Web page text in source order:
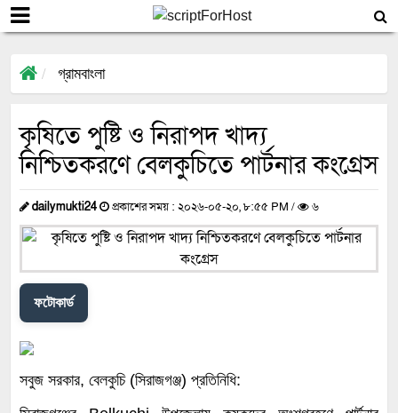
গ্রামবাংলা
কৃষিতে পুষ্টি ও নিরাপদ খাদ্য
নিশ্চিতকরণে বেলকুচিতে পার্টনার কংগ্রেস
dailymukti24 প্রকাশের সময় : ২০২৬-০৫-২০, ৮:৫৫ PM / ৬
ফটোকার্ড
সবুজ সরকার, বেলকুচি (সিরাজগঞ্জ) প্রতিনিধি: